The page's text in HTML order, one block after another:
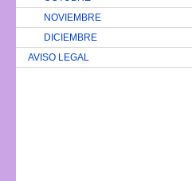
NOVIEMBRE
DICIEMBRE
AVISO LEGAL